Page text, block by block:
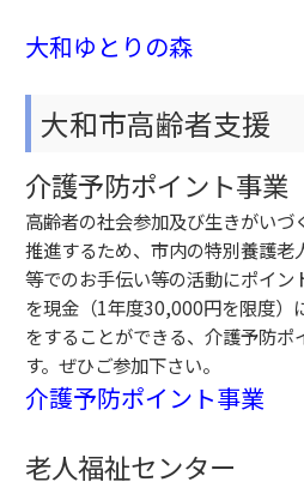
大和ゆとりの森
大和市高齢者支援
介護予防ポイント事業
高齢者の社会参加及び生きがいづ
推進するため、市内の特別養護老
等でのお手伝い等の活動にポイン
を現金（1年度30,000円を限度）
をすることができる、介護予防ポ
す。ぜひご参加下さい。
介護予防ポイント事業
老人福祉センター